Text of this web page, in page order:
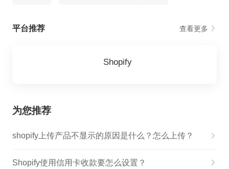
平台推荐 查看更多
Shopify
为您推荐
shopify上传产品不显示的原因是什么？怎么上传？
Shopify使用信用卡收款要怎么设置？